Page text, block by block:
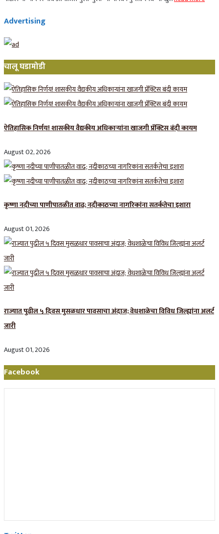
Advertising
चालू घडामोडी
ऐतिहासिक निर्णय! शासकीय वैद्यकीय अधिकाऱ्यांना खाजगी प्रॅक्टिस बंदी कायम
August 02, 2026
कृष्णा नदीच्या पाणीपातळीत वाढ; नदीकाठच्या नागरिकांना सतर्कतेचा इशारा
August 01, 2026
राज्यात पुढील ५ दिवस मुसळधार पावसाचा अंदाज; वेधशाळेचा विविध जिल्ह्यांना अलर्ट
जारी
August 01, 2026
Facebook